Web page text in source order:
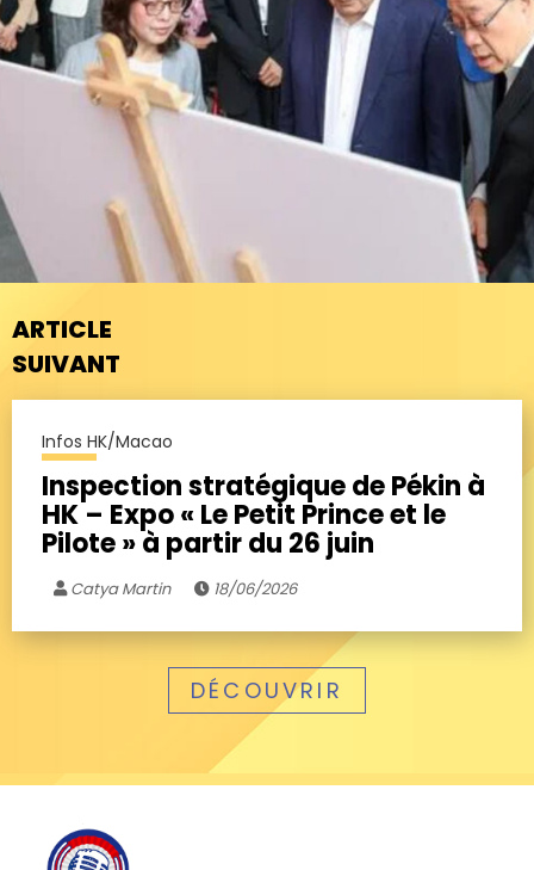
ARTICLE
SUIVANT
Infos HK/Macao
Inspection stratégique de Pékin à
HK – Expo « Le Petit Prince et le
Pilote » à partir du 26 juin
Catya Martin 18/06/2026
DÉCOUVRIR